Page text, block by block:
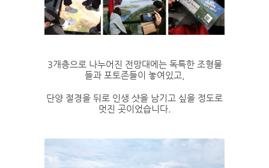
3개층으로 나누어진 전망대에는 독특한 조형물
들과 포토존들이 놓여있고,
단양 절경을 뒤로 인생 샷을 남기고 싶을 정도로
멋진 곳이었습니다.